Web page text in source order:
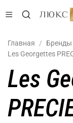
Главная Бренды
Les Georgettes
Les